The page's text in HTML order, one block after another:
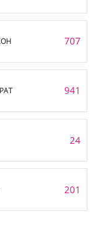
707
941
24
201